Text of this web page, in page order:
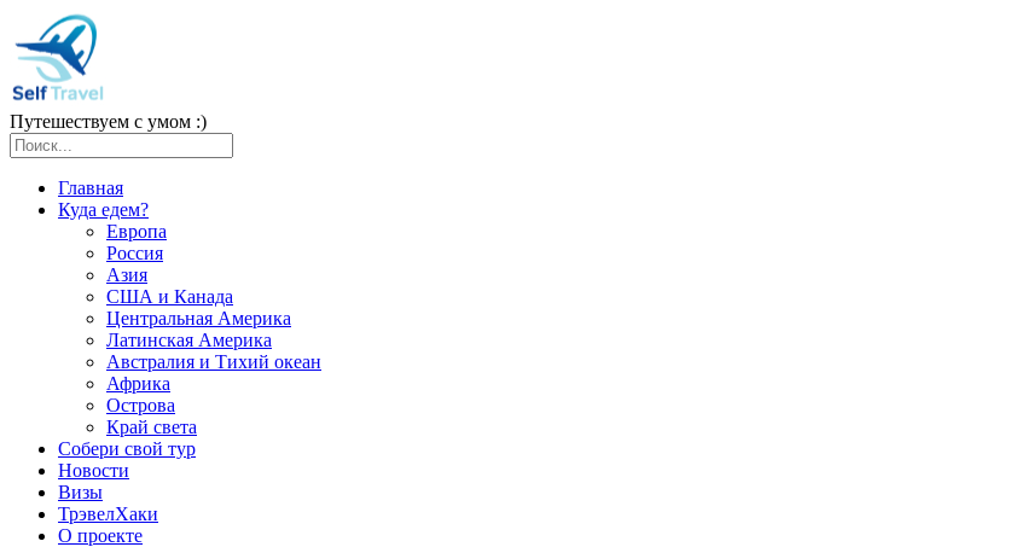
Путешествуем с умом :)
Главная
Куда едем?
Европа
Россия
Азия
США и Канада
Центральная Америка
Латинская Америка
Австралия и Тихий океан
Африка
Острова
Край света
Собери свой тур
Новости
Визы
ТрэвелХаки
О проекте